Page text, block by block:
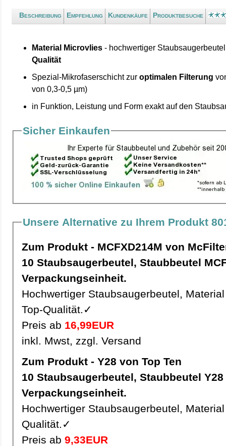
Beschreibung Empfehlung Kundenkäufe Produktbesuche
Material Microvlies - hochwertiger
Qualität
Spezial-Mikrofaserschicht zuroptimalen Filterung
von 0,3-0,5 µm)
in Funktion, Leistung und Form exakt auf den
Sicher Einkaufen
Unsere Alternative zu Ihrem Produkt
Zum Produkt - MCFXD214M von
10 Staubsaugerbeutel, Staubbeutel MCFXD214M pro
Verpackungseinheit.
Hochwertiger Staubsaugerbeutel,
Top-Qualität.✓
Preis ab 16,99EUR
inkl. Mwst, zzgl. Versand
Zum Produkt - Y28 von Top Ten
10 Staubsaugerbeutel, Staubbeutel Y28 pro
Verpackungseinheit.
Hochwertiger Staubsaugerbeutel,
Qualität.✓
Preis ab 9,33EUR